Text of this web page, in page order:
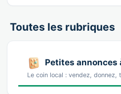
Toutes les rubriques
Petites annonces
Le coin local : vendez,